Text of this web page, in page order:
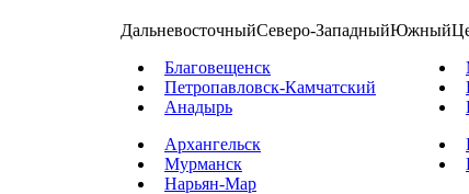
ДальневосточныйСеверо-ЗападныйЮжный
Благовещенск
Петропавловск-Камчатский
Анадырь
Архангельск
Мурманск
Нарьян-Мар